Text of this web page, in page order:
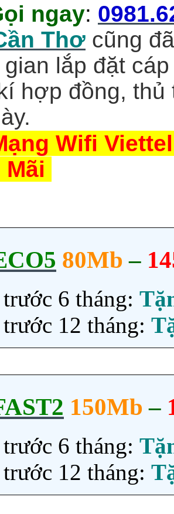
ngay:
Thơ cũng
lắp đặt
hợp đồng,
Wifi
80Mb –
6 tháng:
12 tháng:
150Mb –
6 tháng:
12 tháng: